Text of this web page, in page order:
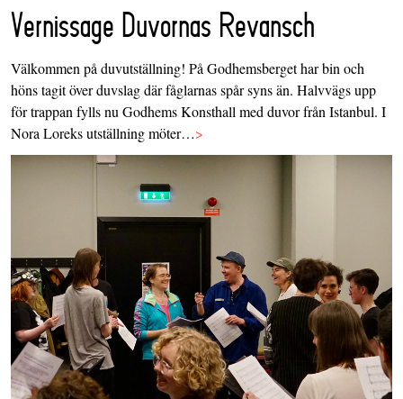
Vernissage Duvornas Revansch
Välkommen på duvutställning! På Godhemsberget har bin och
höns tagit över duvslag där fåglarnas spår syns än. Halvvägs upp
för trappan fylls nu Godhems Konsthall med duvor från Istanbul. I
Nora Loreks utställning möter…>